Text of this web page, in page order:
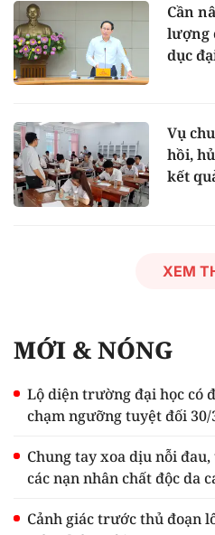
Cần
lượng
dục
Vụ
hồi,
kết
XEM
MỚI & NÓNG
Lộ diện trường đại học có
chạm ngưỡng tuyệt đối 30/
Chung tay xoa dịu nỗi
các nạn nhân chất độc da
Cảnh giác trước thủ đoạn